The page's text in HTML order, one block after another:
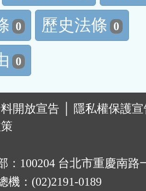
0 歷史法條 0
0
開放宣告
隱私權保護
：100204 台北市重慶南路
：(02)2191-0189